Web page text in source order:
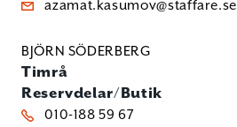
azamat.kasumov@staffare.se
BJÖRN SÖDERBERG
Timrå
Reservdelar/Butik
010-188 59 67